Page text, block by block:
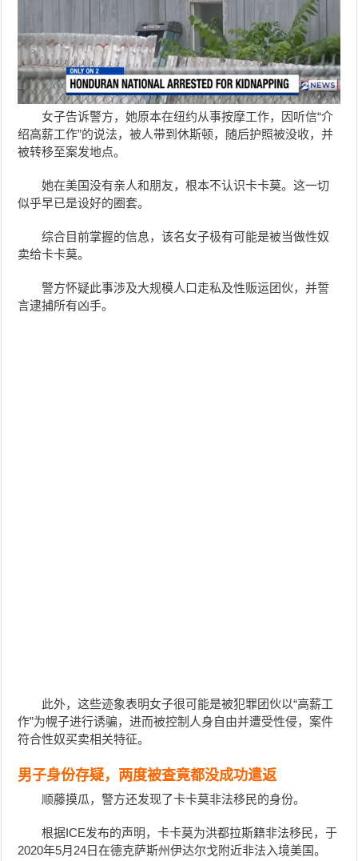
女子告诉警方，她原本在纽约从事按摩工作，因听信“介
绍高薪工作”的说法，被人带到休斯顿，随后护照被没收，并
被转移至案发地点。
她在美国没有亲人和朋友，根本不认识卡卡莫。这一切
似乎早已是设好的圈套。
综合目前掌握的信息，该名女子极有可能是被当做性奴
卖给卡卡莫。
警方怀疑此事涉及大规模人口走私及性贩运团伙，并誓
言逮捕所有凶手。
此外，这些迹象表明女子很可能是被犯罪团伙以“高薪工
作”为幌子进行诱骗，进而被控制人身自由并遭受性侵，案件
符合性奴买卖相关特征。
男子身份存疑，两度被查竟都没成功遣返
顺藤摸瓜，警方还发现了卡卡莫非法移民的身份。
根据ICE发布的声明，卡卡莫为洪都拉斯籍非法移民，于
2020年5月24日在德克萨斯州伊达尔戈附近非法入境美国。